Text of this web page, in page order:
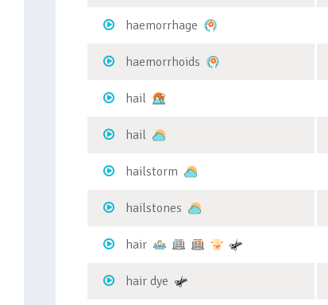
haemorrhage
haemorrhoids
hail
hail
hailstorm
hailstones
hair
hair dye